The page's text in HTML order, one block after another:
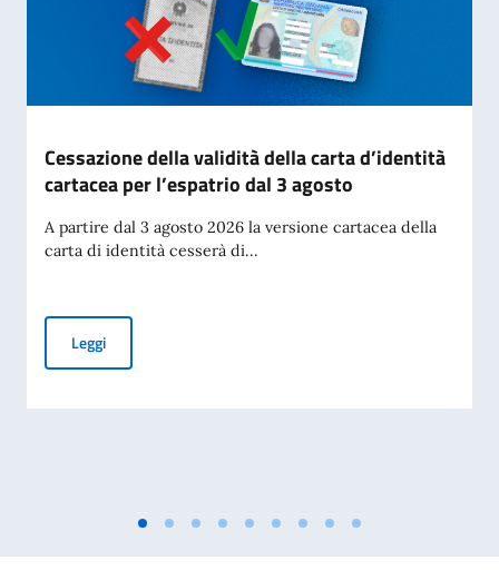
Cessazione della validità della carta d’identità
cartacea per l’espatrio dal 3 agosto
A partire dal 3 agosto 2026 la versione cartacea della
carta di identità cesserà di...
LeggiCessazione della validità della carta d’identità cartacea